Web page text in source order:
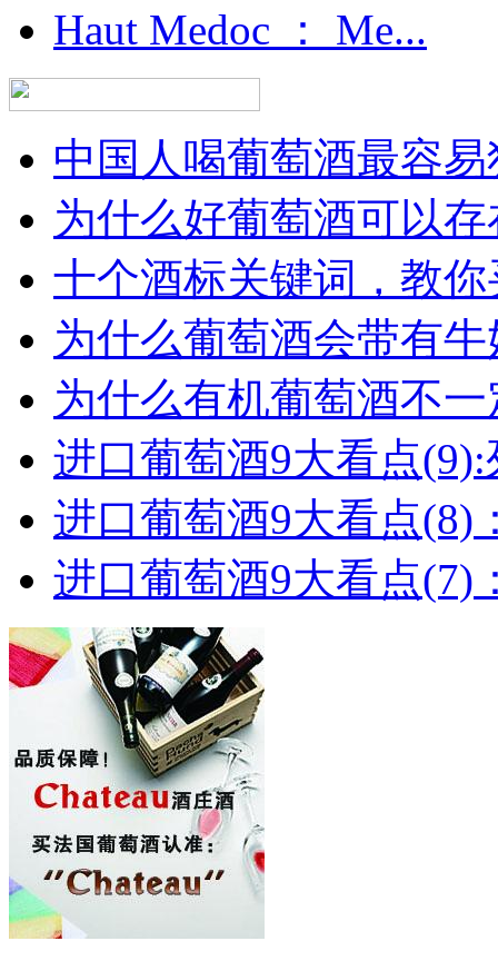
Haut Medoc ： Me...
中国人喝葡萄酒最容
为什么好葡萄酒可以
十个酒标关键词，教
为什么葡萄酒会带有
为什么有机葡萄酒不
进口葡萄酒9大看点(9):
进口葡萄酒9大看点(8)
进口葡萄酒9大看点(7)